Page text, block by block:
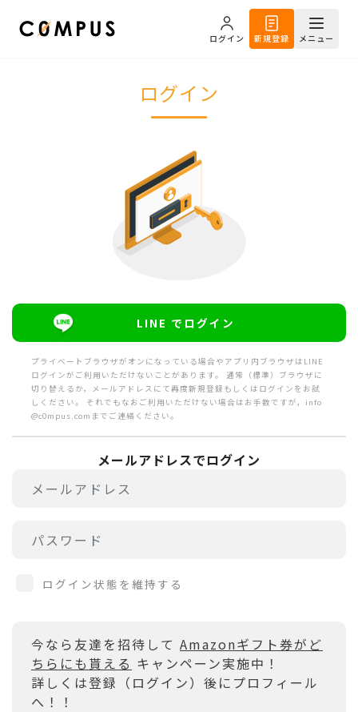
ログイン 新規登録 メニュー
ログイン
LINE でログイン
プライベートブラウザがオンになっている場合やアプリ内ブラウザはLINE
ログインがご利用いただけないことがあります。 通常（標準）ブラウザに
切り替えるか，メールアドレスにて再度新規登録もしくはログインをお試
しください。 それでもなおご利用いただけない場合はお手数ですが，info
@c0mpus.comまでご連絡ください。
メールアドレスでログイン
ログイン状態を維持する
今なら友達を招待して Amazonギフト券がど
ちらにも貰える キャンペーン実施中！
詳しくは登録（ログイン）後にプロフィール
へ！！